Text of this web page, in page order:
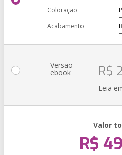
Coloração
Acabamento
Versão
ebook R$
Leia
Valor
R$